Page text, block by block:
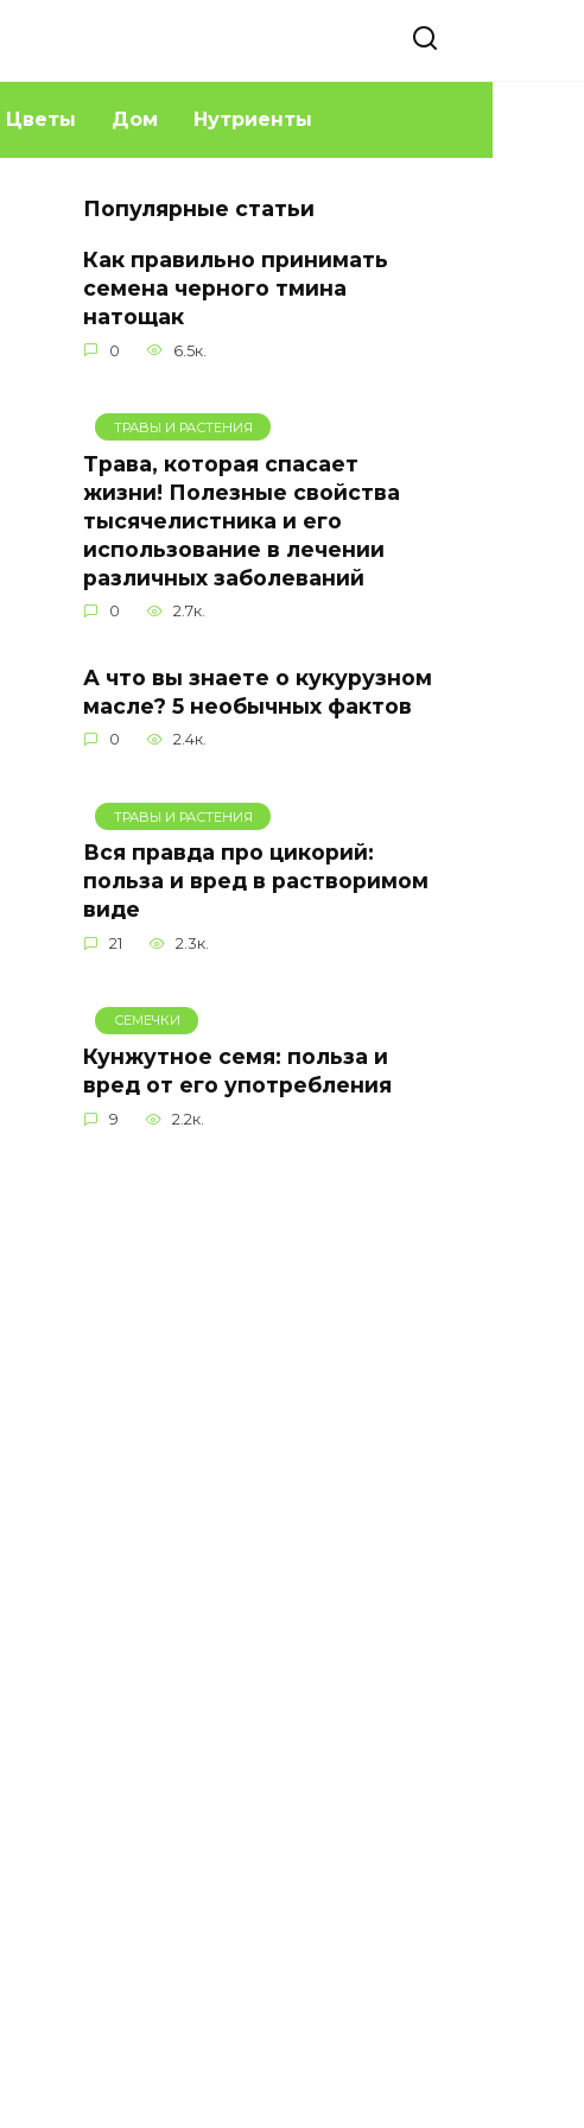
Цветы Дом Нутриенты
Популярные статьи
Как правильно принимать
семена черного тмина
натощак
0 6.5к.
ТРАВЫ И РАСТЕНИЯ
Трава, которая спасает
жизни! Полезные свойства
тысячелистника и его
использование в лечении
различных заболеваний
0 2.7к.
А что вы знаете о кукурузном
масле? 5 необычных фактов
0 2.4к.
ТРАВЫ И РАСТЕНИЯ
Вся правда про цикорий:
польза и вред в растворимом
виде
21 2.3к.
СЕМЕЧКИ
Кунжутное семя: польза и
вред от его употребления
9 2.2к.